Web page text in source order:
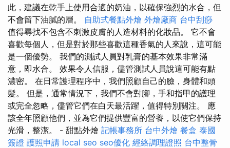
此，建議在乾手上使用合適的奶油，以確保強烈的水合，但
不會留下油膩的層。 自助式餐點外燴 外燴廠商 台中刮痧
值得尋找不包含不刺激皮膚的人造材料的化妝品。 它不會
喜歡每個人，但是對於那些喜歡這種香氣的人來說，這可能
是一個優勢。 我們的測試人員對乳膏的基本效果非常滿
意，即水合。 效果令人信服，儘管測試人員說這可能有點
濃密。 在日常護理程序中，我們照顧自己的臉，身體和頭
髮。 但是，通常情況下，我們不會對腳，手和指甲的護理
或完全忽略，儘管它們在白天最活躍，值得特別關注。 應
該全年照顧他們，並為它們提供豐富的營養，以使它們保持
光滑，整潔。 - 甜點外燴 記帳事務所 台中外燴 餐盒 泰國
簽證 護照申請 local seo seo優化 經絡調理證照 台中整骨